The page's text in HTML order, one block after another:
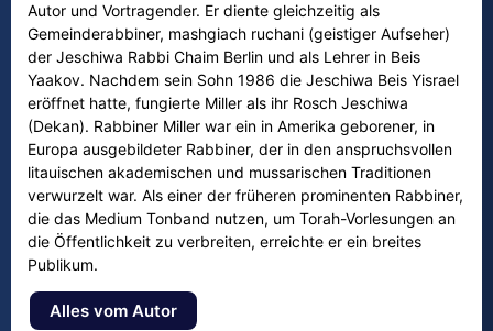
Autor und Vortragender. Er diente gleichzeitig als
Gemeinderabbiner, mashgiach ruchani (geistiger Aufseher)
der Jeschiwa Rabbi Chaim Berlin und als Lehrer in Beis
Yaakov. Nachdem sein Sohn 1986 die Jeschiwa Beis Yisrael
eröffnet hatte, fungierte Miller als ihr Rosch Jeschiwa
(Dekan). Rabbiner Miller war ein in Amerika geborener, in
Europa ausgebildeter Rabbiner, der in den anspruchsvollen
litauischen akademischen und mussarischen Traditionen
verwurzelt war. Als einer der früheren prominenten Rabbiner,
die das Medium Tonband nutzen, um Torah-Vorlesungen an
die Öffentlichkeit zu verbreiten, erreichte er ein breites
Publikum.
Alles vom Autor